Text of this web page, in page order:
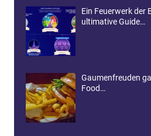
Ein Feuerwerk der
ultimative Guide…
Gaumenfreuden
Food…